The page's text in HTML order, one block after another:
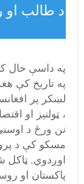
د طالب او
په داسې حال
په تاريخ کې
لښکر پر
، ټولنيز او
نن ورځ د
مسکو کې د
اوږدوي.
پاکستان او